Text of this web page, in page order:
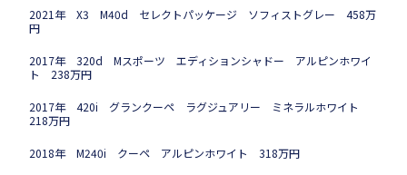
2021年 X3 M40d セレクトパッケージ ソフィストグレー 458万
円
2017年 320d Mスポーツ エディションシャドー アルピンホワイ
ト 238万円
2017年 420i グランクーペ ラグジュアリー ミネラルホワイト
218万円
2018年 M240i クーペ アルピンホワイト 318万円